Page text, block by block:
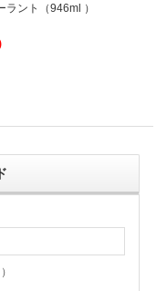
ント（946ml ）